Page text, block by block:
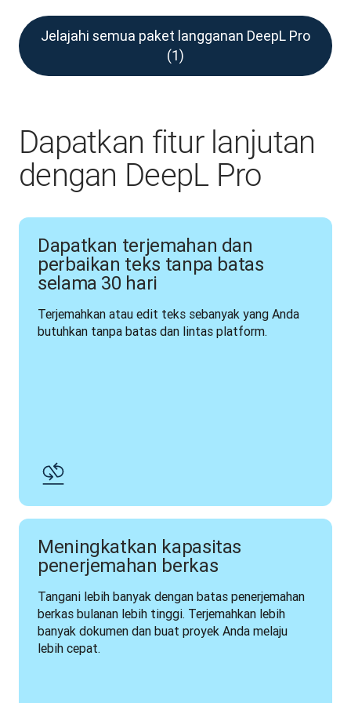
Jelajahi semua paket langganan DeepL Pro
(1)
Dapatkan fitur lanjutan
dengan DeepL Pro
Dapatkan terjemahan dan
perbaikan teks tanpa batas
selama 30 hari
Terjemahkan atau edit teks sebanyak yang Anda
butuhkan tanpa batas dan lintas platform.
Meningkatkan kapasitas
penerjemahan berkas
Tangani lebih banyak dengan batas penerjemahan
berkas bulanan lebih tinggi. Terjemahkan lebih
banyak dokumen dan buat proyek Anda melaju
lebih cepat.